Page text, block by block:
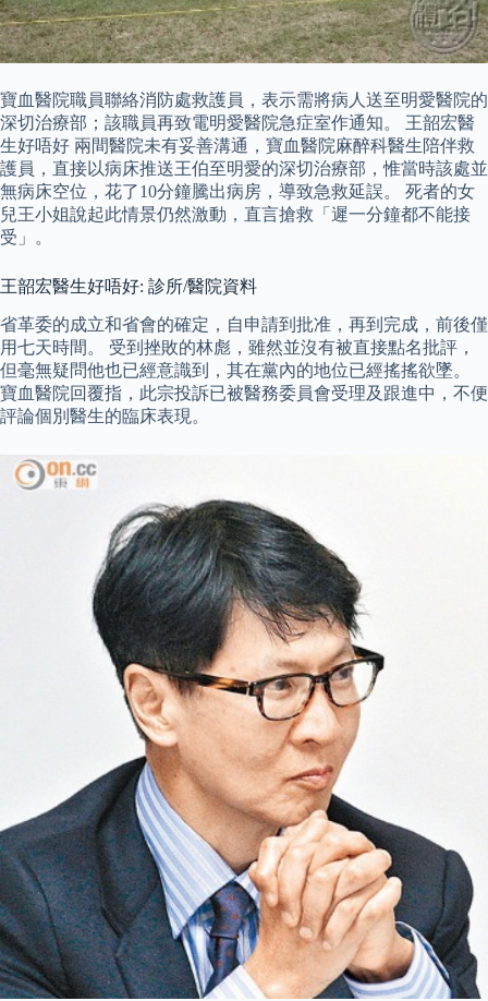
寶血醫院職員聯絡消防處救護員，表示需將病人送至明愛醫院的
深切治療部；該職員再致電明愛醫院急症室作通知。 王韶宏醫
生好唔好 兩間醫院未有妥善溝通，寶血醫院麻醉科醫生陪伴救
護員，直接以病床推送王伯至明愛的深切治療部，惟當時該處並
無病床空位，花了10分鐘騰出病房，導致急救延誤。 死者的女
兒王小姐說起此情景仍然激動，直言搶救「遲一分鐘都不能接
受」。
王韶宏醫生好唔好: 診所/醫院資料
省革委的成立和省會的確定，自申請到批准，再到完成，前後僅
用七天時間。 受到挫敗的林彪，雖然並沒有被直接點名批評，
但毫無疑問他也已經意識到，其在黨內的地位已經搖搖欲墜。
寶血醫院回覆指，此宗投訴已被醫務委員會受理及跟進中，不便
評論個別醫生的臨床表現。